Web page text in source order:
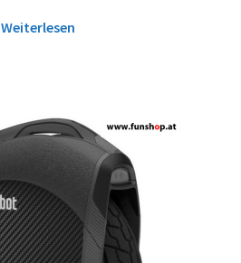
Weiterlesen